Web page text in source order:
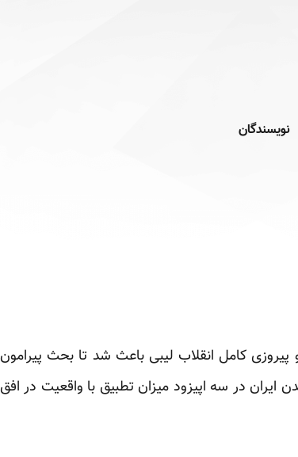
نویسندگان
کامل انقلاب لیبی باعث شد تا بحث پیرامون
ایران در سه اپیزود میزان تطبیق با واقعیت در افق